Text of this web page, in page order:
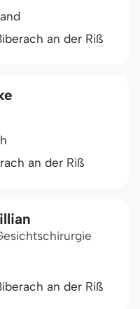
an der Riß
an der Riß
an der Riß